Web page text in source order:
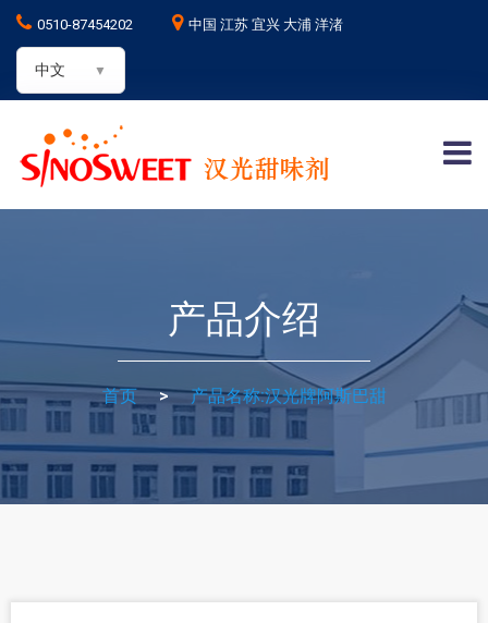
0510-87454202 中国 江苏 宜兴 大浦 洋渚
中文
产品介绍
首页 > 产品名称:汉光牌阿斯巴甜